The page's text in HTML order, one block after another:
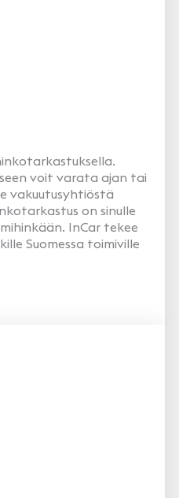
voit varata ajan tai
vakuutusyhtiöstä
on sinulle
InCar tekee
Suomessa toimiville